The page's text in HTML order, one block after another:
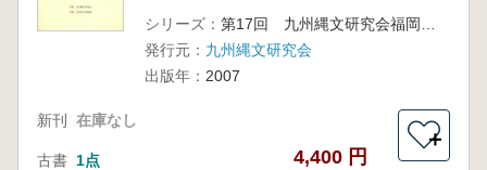
シリーズ：
発行元： 九州縄文研究会
出版年： 2007
新刊 在庫なし
古書 1点 4,400 円
＋